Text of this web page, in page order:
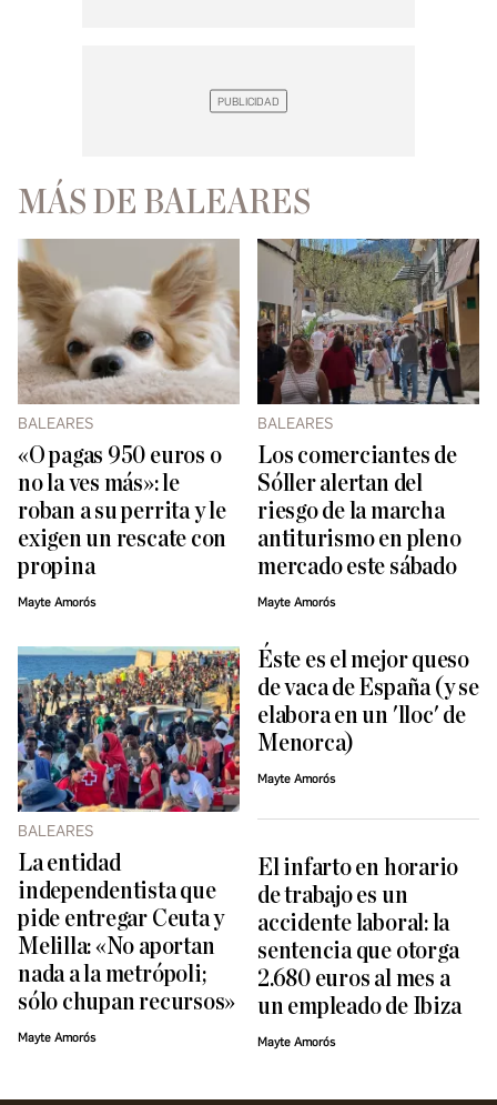
MÁS DE BALEARES
BALEARES
«O pagas 950 euros o
no la ves más»: le
roban a su perrita y le
exigen un rescate con
propina
Mayte Amorós
BALEARES
Los comerciantes de
Sóller alertan del
riesgo de la marcha
antiturismo en pleno
mercado este sábado
Mayte Amorós
BALEARES
La entidad
independentista que
pide entregar Ceuta y
Melilla: «No aportan
nada a la metrópoli;
sólo chupan recursos»
Mayte Amorós
Éste es el mejor queso
de vaca de España (y se
elabora en un 'lloc' de
Menorca)
Mayte Amorós
El infarto en horario
de trabajo es un
accidente laboral: la
sentencia que otorga
2.680 euros al mes a
un empleado de Ibiza
Mayte Amorós